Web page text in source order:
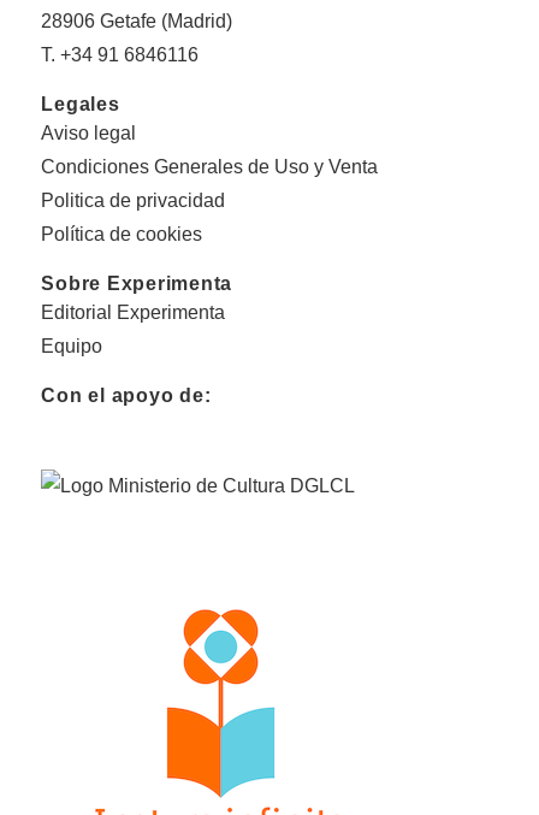
28906 Getafe (Madrid)
T. +34 91 6846116
Legales
Aviso legal
Condiciones Generales de Uso y Venta
Politica de privacidad
Política de cookies
Sobre Experimenta
Editorial Experimenta
Equipo
Con el apoyo de: